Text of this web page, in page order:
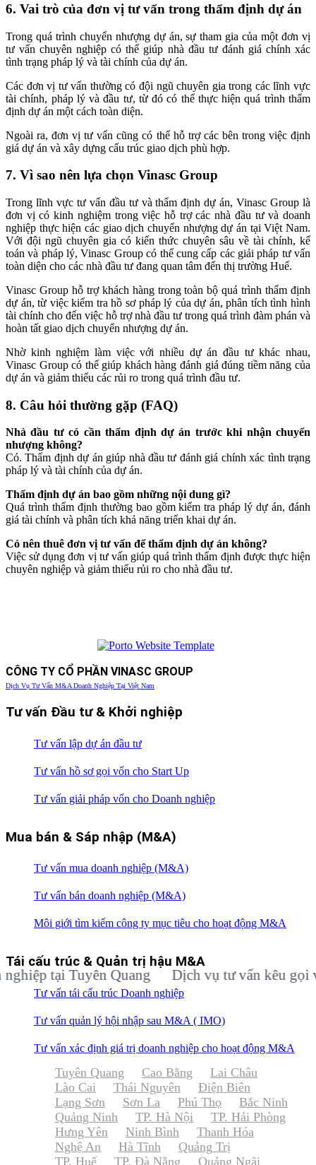
6. Vai trò của đơn vị tư vấn trong thẩm định dự án
Trong quá trình chuyển nhượng dự án, sự tham gia của một đơn vị
tư vấn chuyên nghiệp có thể giúp nhà đầu tư đánh giá chính xác
tình trạng pháp lý và tài chính của dự án.
Các đơn vị tư vấn thường có đội ngũ chuyên gia trong các lĩnh vực
tài chính, pháp lý và đầu tư, từ đó có thể thực hiện quá trình thẩm
định dự án một cách toàn diện.
Ngoài ra, đơn vị tư vấn cũng có thể hỗ trợ các bên trong việc định
giá dự án và xây dựng cấu trúc giao dịch phù hợp.
7. Vì sao nên lựa chọn Vinasc Group
Trong lĩnh vực tư vấn đầu tư và thẩm định dự án, Vinasc Group là
đơn vị có kinh nghiệm trong việc hỗ trợ các nhà đầu tư và doanh
nghiệp thực hiện các giao dịch chuyển nhượng dự án tại Việt Nam.
Với đội ngũ chuyên gia có kiến thức chuyên sâu về tài chính, kế
toán và pháp lý, Vinasc Group có thể cung cấp các giải pháp tư vấn
toàn diện cho các nhà đầu tư đang quan tâm đến thị trường Huế.
Vinasc Group hỗ trợ khách hàng trong toàn bộ quá trình thẩm định
dự án, từ việc kiểm tra hồ sơ pháp lý của dự án, phân tích tình hình
tài chính cho đến việc hỗ trợ nhà đầu tư trong quá trình đàm phán và
hoàn tất giao dịch chuyển nhượng dự án.
Nhờ kinh nghiệm làm việc với nhiều dự án đầu tư khác nhau,
Vinasc Group có thể giúp khách hàng đánh giá đúng tiềm năng của
dự án và giảm thiểu các rủi ro trong quá trình đầu tư.
8. Câu hỏi thường gặp (FAQ)
Nhà đầu tư có cần thẩm định dự án trước khi nhận chuyển
nhượng không?
Có. Thẩm định dự án giúp nhà đầu tư đánh giá chính xác tình trạng
pháp lý và tài chính của dự án.
Thẩm định dự án bao gồm những nội dung gì?
Quá trình thẩm định thường bao gồm kiểm tra pháp lý dự án, đánh
giá tài chính và phân tích khả năng triển khai dự án.
Có nên thuê đơn vị tư vấn để thẩm định dự án không?
Việc sử dụng đơn vị tư vấn giúp quá trình thẩm định được thực hiện
chuyên nghiệp và giảm thiểu rủi ro cho nhà đầu tư.
CÔNG TY CỔ PHẦN VINASC GROUP
Dịch Vụ Tư Vấn M&A Doanh Nghiệp Tại Việt Nam
Tư vấn Đầu tư & Khởi nghiệp
Tư vấn lập dự án đầu tư
Tư vấn hồ sơ gọi vốn cho Start Up
Tư vấn giải pháp vốn cho Doanh nghiệp
Mua bán & Sáp nhập (M&A)
Tư vấn mua doanh nghiệp (M&A)
Tư vấn bán doanh nghiệp (M&A)
Môi giới tìm kiếm công ty mục tiêu cho hoạt động M&A
Tái cấu trúc & Quản trị hậu M&A
Tư vấn tái cấu trúc Doanh nghiệp
Tư vấn quản lý hội nhập sau M&A ( IMO)
Tư vấn xác định giá trị doanh nghiệp cho hoạt động M&A
tại Tuyên Quang Dịch vụ tư vấn kêu gọi vốn
Tuyên Quang Cao Bằng
Lai Châu
Lào Cai
Thái Nguyên
Điện Biên
Lạng Sơn
Sơn La Phú Thọ
Bắc Ninh
Quảng Ninh
TP. Hà Nội
TP. Hải Phòng
Hưng Yên
Ninh Bình
Thanh Hóa
Nghệ An
Hà Tĩnh
Quảng Trị
TP. Huế
TP. Đà Nẵng Quảng Ngãi